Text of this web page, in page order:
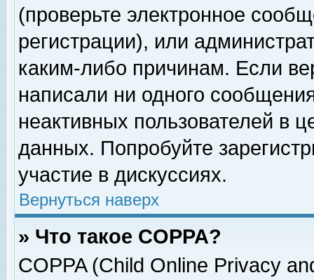
(проверьте электронное
регистрации), или
каким-либо причинам. Если
написали ни одного
неактивных пользователей в
данных. Попробуйте
участие в дискуссиях.
Вернуться наверх
» Что такое COPPA?
COPPA (Child Online Privacy